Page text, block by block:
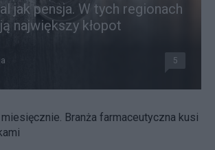
jak pensja. W tych regionach
największy kłopot
5
miesięcznie. Branża farmaceutyczna kusi